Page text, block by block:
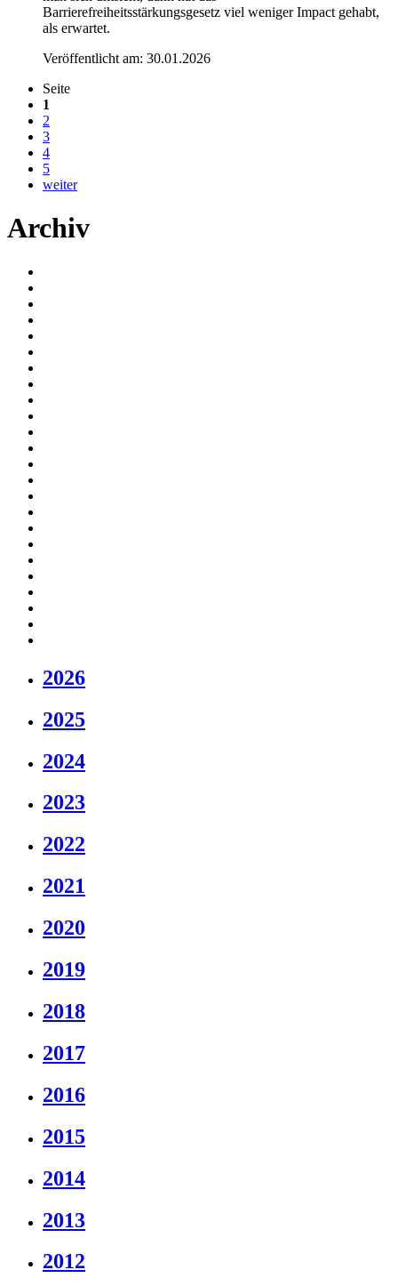
Barrierefreiheitsstärkungsgesetz viel weniger Impact gehabt,
als erwartet.
Veröffentlicht am: 30.01.2026
Seite
1
2
3
4
5
weiter
Archiv
2026
2025
2024
2023
2022
2021
2020
2019
2018
2017
2016
2015
2014
2013
2012